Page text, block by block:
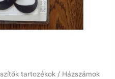
tartozékok / Házszámok